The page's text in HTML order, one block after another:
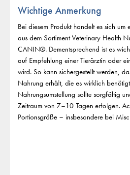
Wichtige Anmerkung
Bei diesem Produkt handelt es sich
aus dem Sortiment Veterinary Health
CANIN®. Dementsprechend ist es
auf Empfehlung einer Tierärztin oder
wird. So kann sichergestellt werden,
Nahrung erhält, die es wirklich
Nahrungsumstellung sollte sorgfältig
Zeitraum von 7–10 Tagen erfolgen.
Portionsgröße – insbesondere bei